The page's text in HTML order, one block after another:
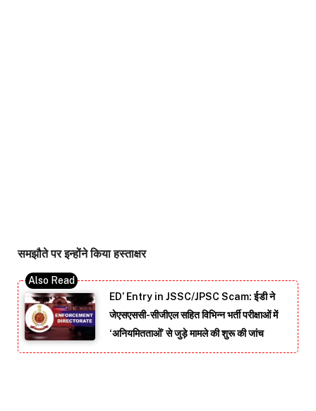
समझौते पर इन्होंने किया हस्ताक्षर
ED’ Entry in JSSC/JPSC Scam: ईडी ने
जेएसएससी-सीजीएल सहित विभिन्न भर्ती परीक्षाओं में
‘अनियमितताओं’ से जुड़े मामले की शुरू की जांच